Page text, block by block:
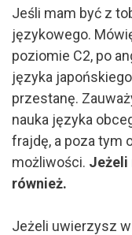
Jeśli mam być z
językowego.
poziomie C2, po
języka
przestanę.
nauka języka
frajdę, a poza tym
możliwości. Jeżeli
również.
Jeżeli uwierzysz w